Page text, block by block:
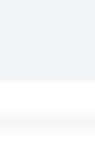
5G 8/256Gb